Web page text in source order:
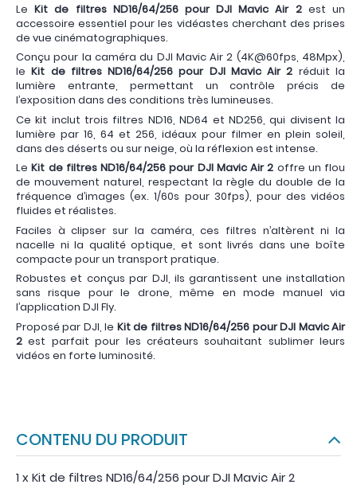
LeKit de filtres ND16/64/256 pour DJI Mavic Air 2est un
accessoire essentiel pour les vidéastes cherchant des prises
de vue cinématographiques.
Conçu pour la caméra du DJI Mavic Air 2 (4K@60fps, 48Mpx),
leKit de filtres ND16/64/256 pour DJI Mavic Air 2 réduit la
lumière entrante, permettant un contrôle précis de
l’exposition dans des conditions très lumineuses.
Ce kit inclut trois filtres ND16, ND64 et ND256, qui divisent la
lumière par 16, 64 et 256, idéaux pour filmer en plein soleil,
dans des déserts ou sur neige, où la réflexion est intense.
LeKit de filtres ND16/64/256 pour DJI Mavic Air 2 offre un flou
de mouvement naturel, respectant la règle du double de la
fréquence d’images (ex. 1/60s pour 30fps), pour des vidéos
fluides et réalistes.
Faciles à clipser sur la caméra, ces filtres n’altèrent ni la
nacelle ni la qualité optique, et sont livrés dans une boîte
compacte pour un transport pratique.
Robustes et conçus par DJI, ils garantissent une installation
sans risque pour le drone, même en mode manuel via
l’application DJI Fly.
Proposé par DJI, le Kit de filtres ND16/64/256 pour DJI Mavic Air
2 est parfait pour les créateurs souhaitant sublimer leurs
vidéos en forte luminosité.
CONTENU DU PRODUIT
1 x Kit de filtres ND16/64/256 pour DJI Mavic Air 2